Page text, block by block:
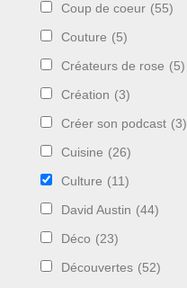
Coup de coeur (55)
Couture (5)
Créateurs de rose (5)
Création (3)
Créer son podcast (3)
Cuisine (26)
Culture (11)
David Austin (44)
Déco (23)
Découvertes (52)